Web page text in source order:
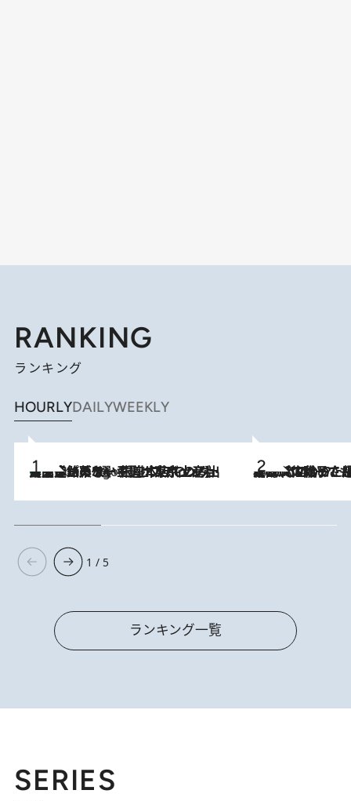
RANKING
ランキング
HOURLYDAILYWEEKLY
6 Hours Ago
【間違いのない王道・東京土産】資生堂パーラー 銀座本店でのみ出会える銘菓5選《極上プディング・濃厚チーズケーキ・ボンボンショコラほか》 2026.8.5
【阿川佐和子さんの年とる力】なぜ70代で始めた趣味は“こんなに楽しい”のか？ ピアノ、俳句…スランプに陥っても続けられる“ある秘訣”とは
1 / 5
ランキング一覧
SERIES